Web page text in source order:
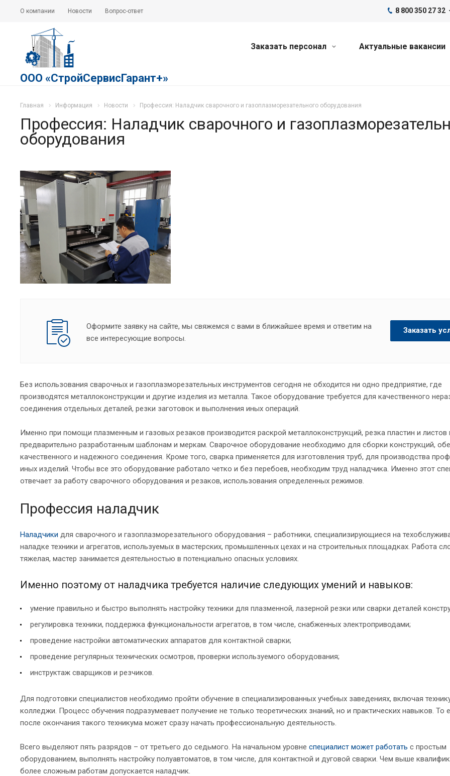
О компании Новости Вопрос-ответ 8 800 350 27 32
ООО «СтройСервисГарант+»
Заказать персонал Актуальные вакансии
Главная Информация Новости Профессия: Наладчик сварочного и газоплазморезательного оборудования
Профессия: Наладчик сварочного и
оборудования
Оформите заявку на сайте, мы свяжемся с вами в ближайшее время и ответим на
все интересующие вопросы.
Заказать
Без использования сварочных и газоплазморезательных инструментов сегодня не обходится ни одно предприятие, где
производятся металлоконструкции и другие изделия из металла. Такое оборудование требуется для качественного
соединения отдельных деталей, резки заготовок и выполнения иных операций.
Именно при помощи плазменным и газовых резаков производится раскрой металлоконструкций, резка пластин и листов
предварительно разработанным шаблонам и меркам. Сварочное оборудование необходимо для сборки конструкций,
качественного и надежного соединения. Кроме того, сварка применяется для изготовления труб, для производства
иных изделий. Чтобы все это оборудование работало четко и без перебоев, необходим труд наладчика. Именно этот
отвечает за работу сварочного оборудования и резаков, использования определенных режимов.
Профессия наладчик
Наладчики для сварочного и газоплазморезательного оборудования – работники, специализирующиеся на
наладке техники и агрегатов, используемых в мастерских, промышленных цехах и на строительных площадках. Работа
тяжелая, мастер занимается деятельностью в потенциально опасных условиях.
Именно поэтому от наладчика требуется наличие следующих умений и навыков:
умение правильно и быстро выполнять настройку техники для плазменной, лазерной резки или сварки деталей
регулировка техники, поддержка функциональности агрегатов, в том числе, снабженных электроприводами;
проведение настройки автоматических аппаратов для контактной сварки;
проведение регулярных технических осмотров, проверки используемого оборудования;
инструктаж сварщиков и резчиков.
Для подготовки специалистов необходимо пройти обучение в специализированных учебных заведениях, включая
колледжи. Процесс обучения подразумевает получение не только теоретических знаний, но и практических навыков. То
после окончания такого техникума может сразу начать профессиональную деятельность.
Всего выделяют пять разрядов – от третьего до седьмого. На начальном уровне специалист может работать с простым
оборудованием, выполнять настройку полуавтоматов, в том числе, для контактной и дуговой сварки. Чем выше
более сложным работам допускается наладчик.